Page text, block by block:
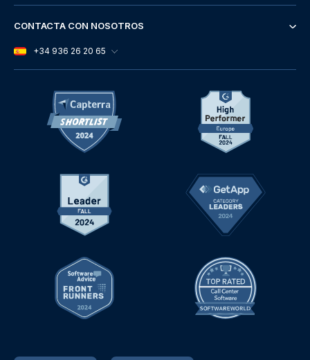
CONTACTA CON NOSOTROS
+34 936 26 20 65